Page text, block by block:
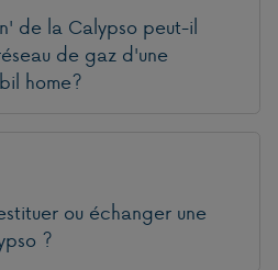
de la Calypso peut-il
de gaz d'une
home?
ou échanger une
?